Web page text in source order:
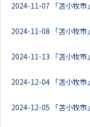
2024-11-07 「苫小牧
2024-11-08 「苫小牧
2024-11-13 「苫小牧
2024-12-04 「苫小牧
2024-12-05 「苫小牧